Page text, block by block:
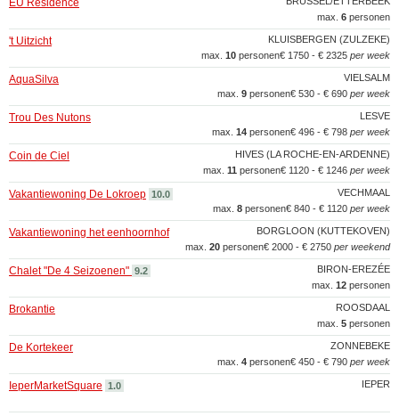
EU Residence
max. 6 personen
KLUISBERGEN (ZULZEKE)
't Uitzicht
€ 1750 - € 2325 per week
max. 10 personen
VIELSALM
AquaSilva
€ 530 - € 690 per week
max. 9 personen
LESVE
Trou Des Nutons
€ 496 - € 798 per week
max. 14 personen
HIVES (LA ROCHE-EN-ARDENNE)
Coin de Ciel
€ 1120 - € 1246 per week
max. 11 personen
VECHMAAL
Vakantiewoning De Lokroep 10.0
€ 840 - € 1120 per week
max. 8 personen
BORGLOON (KUTTEKOVEN)
Vakantiewoning het eenhoornhof
€ 2000 - € 2750 per weekend
max. 20 personen
BIRON-EREZÉE
Chalet "De 4 Seizoenen" 9.2
max. 12 personen
ROOSDAAL
Brokantie
max. 5 personen
ZONNEBEKE
De Kortekeer
€ 450 - € 790 per week
max. 4 personen
IEPER
IeperMarketSquare 1.0